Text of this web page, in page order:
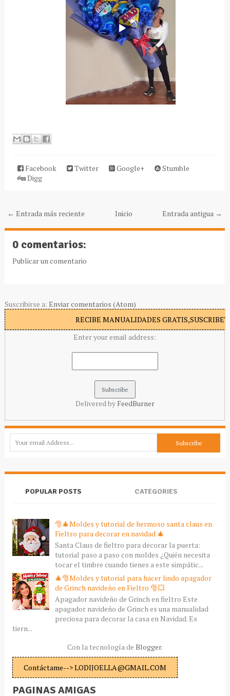
Facebook Twitter Google+
Stumble
Digg
← Entrada más reciente Entrada antigua →
Inicio
0 comentarios:
Publicar un comentario
Suscribirse a: Enviar comentarios (Atom)
RECIBE MANUALIDADES
Enter your email address:
Delivered by FeedBurner
POPULAR POSTS CATEGORIES
🎅🎄Moldes y tutorial de hermoso santa claus en
Fieltro para decorar en navidad 🎄
Santa Claus de fieltro para decorar la puerta:
tutorial paso a paso con moldes ¿Quién necesita
tocar el timbre cuando tienes a este simpátic...
🎄🎅Moldes y tutorial para hacer lindo apagador
de Grinch navideño en Fieltro 🎅💥
Apagador navideño de Grinch en fieltro Este
apagador navideño de Grinch es una manualidad
preciosa para decorar la casa en Navidad. Es
tiern...
Con la tecnología de Blogger.
Contáctame--> LODIJOELLA@GMAIL.COM
PAGINAS AMIGAS